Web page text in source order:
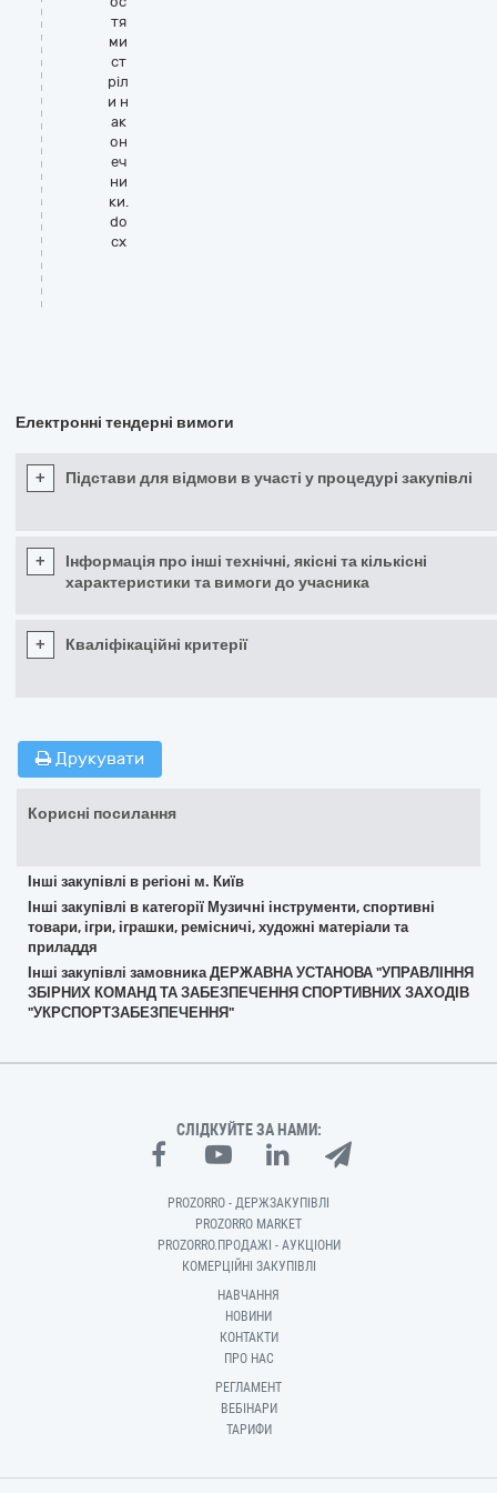
тя
ми
ст
ріл
и н
ак
он
еч
ни
ки.
do
cx
Електронні тендерні вимоги
+ Підстави для відмови в участі у процедурі закупівлі
+
Інформація про інші технічні, якісні та кількісні
характеристики та вимоги до учасника
+ Кваліфікаційні критерії
Друкувати
Корисні посилання
Інші закупівлі в регіоні м. Київ
Інші закупівлі в категорії Музичні інструменти, спортивні
товари, ігри, іграшки, ремісничі, художні матеріали та
приладдя
Інші закупівлі замовника ДЕРЖАВНА УСТАНОВА "УПРАВЛІННЯ
ЗБІРНИХ КОМАНД ТА ЗАБЕЗПЕЧЕННЯ СПОРТИВНИХ ЗАХОДІВ
"УКРСПОРТЗАБЕЗПЕЧЕННЯ"
СЛІДКУЙТЕ ЗА НАМИ:
PROZORRO - ДЕРЖЗАКУПІВЛІ
PROZORRO MARKET
PROZORRO.ПРОДАЖІ - АУКЦІОНИ
КОМЕРЦІЙНІ ЗАКУПІВЛІ
НАВЧАННЯ
НОВИНИ
КОНТАКТИ
ПРО НАС
РЕГЛАМЕНТ
ВЕБІНАРИ
ТАРИФИ